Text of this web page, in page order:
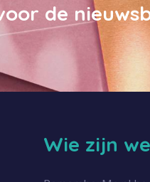
de
Wie zijn we